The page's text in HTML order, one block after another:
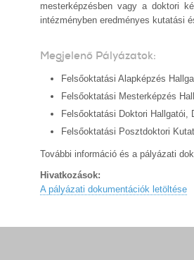
mesterképzésben vagy a doktori
intézményben eredményes kutatási
Megjelenő Pályázatok:
Felsőoktatási Alapképzés
Felsőoktatási Mesterképzés
Felsőoktatási Doktori Hallgatói,
Felsőoktatási Posztdoktori
További információ és a pályázati
Hivatkozások:
A pályázati dokumentációk letöltése